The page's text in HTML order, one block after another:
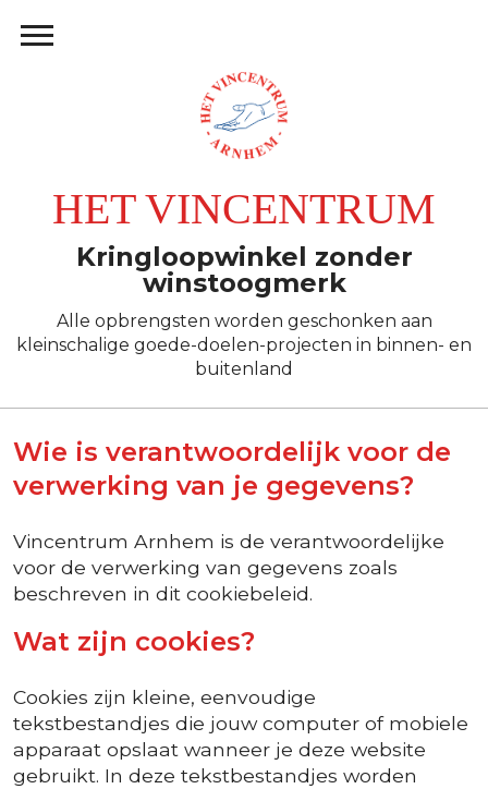
HET VINCENTRUM
Kringloopwinkel zonder
winstoogmerk
Alle opbrengsten worden geschonken aan
kleinschalige goede-doelen-projecten in binnen- en
buitenland
Wie is verantwoordelijk voor de
verwerking van je gegevens?
Vincentrum Arnhem is de verantwoordelijke
voor de verwerking van gegevens zoals
beschreven in dit cookiebeleid.
Wat zijn cookies?
Cookies zijn kleine, eenvoudige
tekstbestandjes die jouw computer of mobiele
apparaat opslaat wanneer je deze website
gebruikt. In deze tekstbestandjes worden